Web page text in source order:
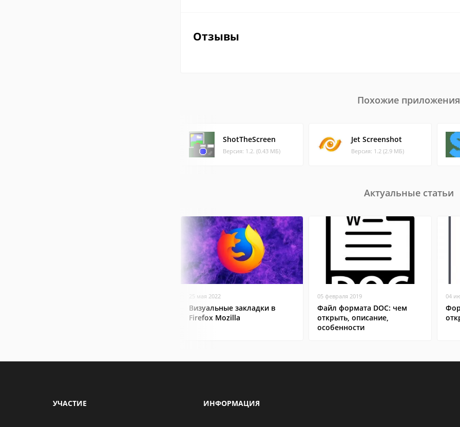
Отзывы
Похожие приложения
ShotTheScreen
Версия: 1.2. (0.43 МБ)
Jet Screenshot
Версия: 1.2 (2.9 МБ)
Актуальные статьи
25 мая 2022
Визуальные закладки в
Firefox Mozilla
05 февраля 2019
Файл формата DOC: чем
открыть, описание,
особенности
04
УЧАСТИЕ ИНФОРМАЦИЯ